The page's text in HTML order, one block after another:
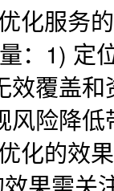
化服务
：1) 定
效覆盖
风险降
化的效